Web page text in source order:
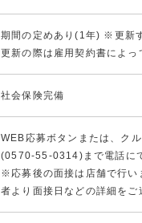
期間の定めあり(1年) ※更新
更新の際は雇用契約書によっ
社会保険完備
WEB応募ボタンまたは、ク
(0570-55-0314)まで電話に
※応募後の面接は店舗で行い
者より面接日などの詳細をご